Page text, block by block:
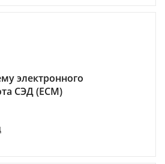
электронного
СЭД (ECM)